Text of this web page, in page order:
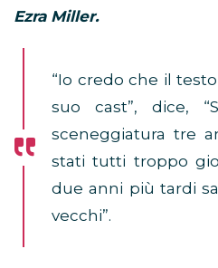
Ezra Miller.
“Io credo che il
suo cast”, dice,
sceneggiatura tre
stati tutti troppo
due anni più tardi
vecchi”.